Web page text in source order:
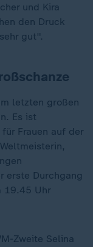
und Kira
den Druck
gut".
letzten großen
Es ist
Frauen auf der
erste Durchgang
19.45 Uhr
Zweite Selina